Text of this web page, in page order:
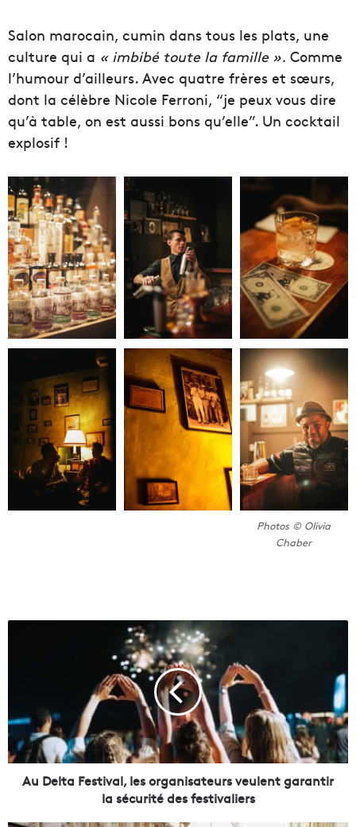
Salon marocain, cumin dans tous les plats, une
culture qui a « imbibé toute la famille ». Comme
l’humour d’ailleurs. Avec quatre frères et sœurs,
dont la célèbre Nicole Ferroni, “je peux vous dire
qu’à table, on est aussi bons qu’elle”. Un cocktail
explosif !
Photos © Olivia
Chaber
a
e
Au Delta Festival, les organisateurs veulent garantir
la sécurité des festivaliers